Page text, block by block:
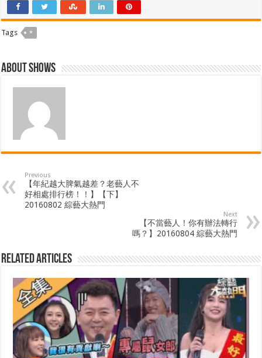
Tags *
About shows
Previous
【年紀越大脾氣越差？老藝人不
好相處排行榜！！】【下】
20160802 綜藝大熱門
Next
【不當藝人！你有辦法轉行
嗎？】20160804 綜藝大熱門
Related Articles